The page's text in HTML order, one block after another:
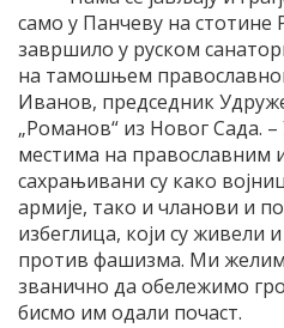
само у Панчеву на стотине
завршило у руском
на тамошњем
Иванов, председник
„Романов“ из Новог Сада.
местима на православним
сахрањивани су како
армије, тако и чланови и
избеглица, који су живели
против фашизма. Ми
званично да обележимо
бисмо им одали почаст.